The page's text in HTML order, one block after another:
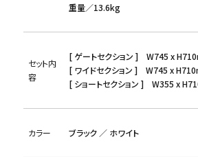
重量／13.6kg
セット内
容
[ ゲートセクション ] W745 x
[ ワイドセクション ] W745 x
[ ショートセクション ] W355 x
カラー ブラック ／ ホワイト